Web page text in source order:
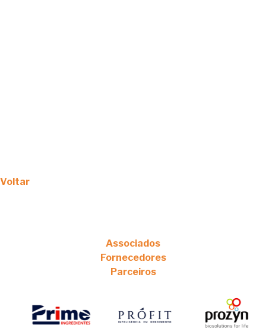
Voltar
Associados
Fornecedores
Parceiros